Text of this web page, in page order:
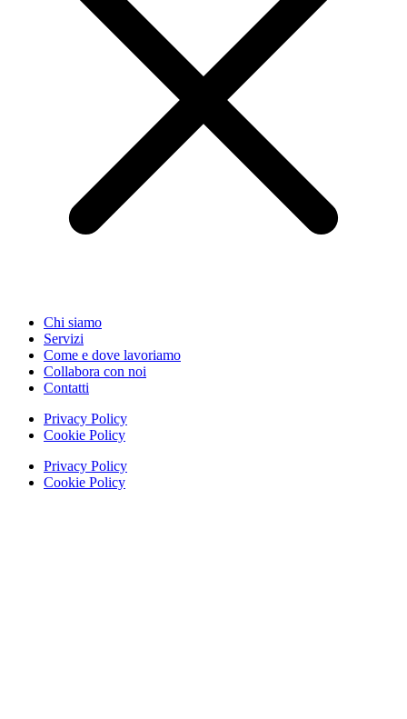
Chi siamo
Servizi
Come e dove lavoriamo
Collabora con noi
Contatti
Privacy Policy
Cookie Policy
Privacy Policy
Cookie Policy